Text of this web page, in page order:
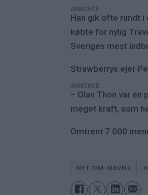
ANNONCE
Han gik ofte rundt
købte for nylig
Sveriges mest
Strawberrys ejer
ANNONCE
– Olav Thon var
meget kraft, som
Omtrent 7.000
NYT-OM-NAVNE